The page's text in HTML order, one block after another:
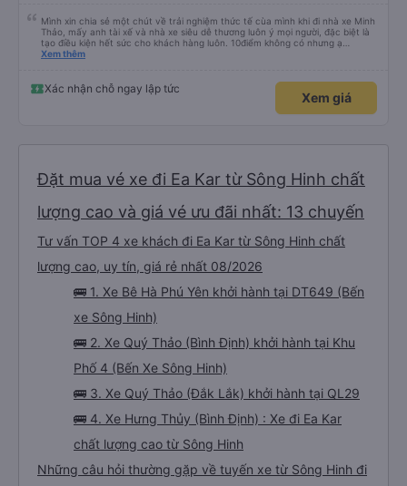
Mình xin chia sẻ một chút về trải nghiệm thức tế cùa mình khi đi nhà xe Minh
Thảo, mấy anh tài xế và nhà xe siêu dễ thương luôn ý mọi người, đặc biệt là
tạo điều kiện hết sức cho khách hàng luôn. 10điểm không có nhưng ạ
<333333333333
Xem thêm
Xác nhận chỗ ngay lập tức
Xem giá
Đặt mua vé xe đi Ea Kar từ Sông Hinh chất
lượng cao và giá vé ưu đãi nhất: 13 chuyến
Tư vấn TOP 4 xe khách đi Ea Kar từ Sông Hinh chất
lượng cao, uy tín, giá rẻ nhất 08/2026
🚌 1. Xe Bê Hà Phú Yên khởi hành tại DT649 (Bến
xe Sông Hinh)
🚌 2. Xe Quý Thảo (Bình Định) khởi hành tại Khu
Phố 4 (Bến Xe Sông Hinh)
🚌 3. Xe Quý Thảo (Đắk Lắk) khởi hành tại QL29
🚌 4. Xe Hưng Thủy (Bình Định) : Xe đi Ea Kar
chất lượng cao từ Sông Hinh
Những câu hỏi thường gặp về tuyến xe từ Sông Hinh đi